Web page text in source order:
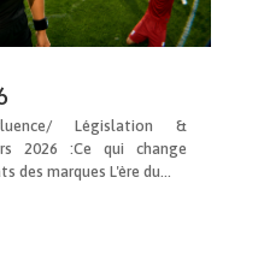
Législation &
2026 :Ce qui change
des marques L'ère du...